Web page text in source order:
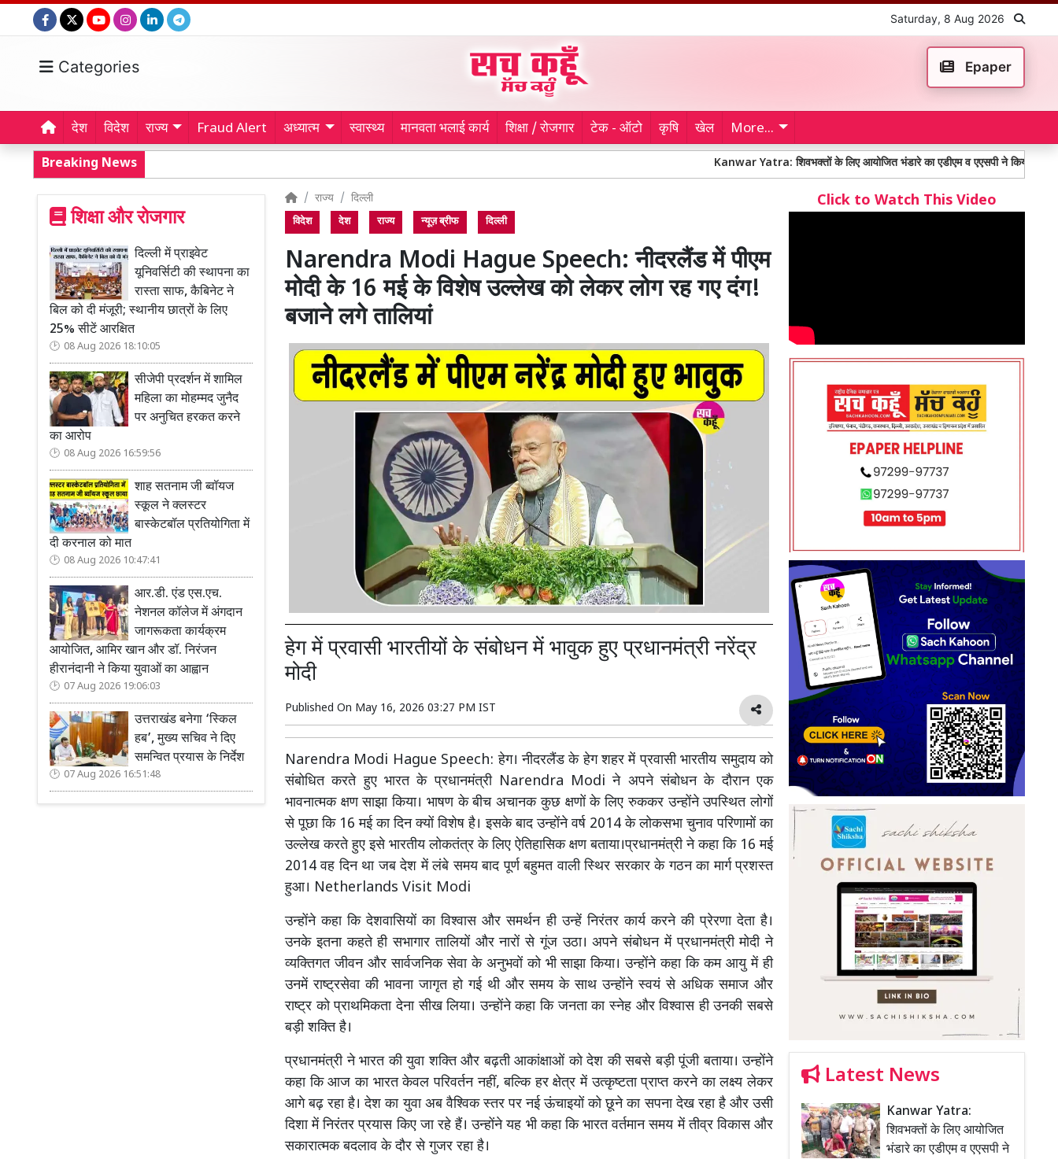
Saturday, 8 Aug 2026
Categories Epaper
देश विदेश राज्य Fraud Alert अध्यात्म स्वास्थ्य मानवता भलाई कार्य शिक्षा / रोजगार टेक - ऑटो कृषि खेल More...
Breaking News Kanwar Yatra: शिवभक्तों के लिए आयोजित भंडारे का एडीएम व एएसपी ने किया शुभारंभ
शिक्षा और रोजगार
दिल्ली में प्राइवेट
यूनिवर्सिटी की स्थापना का
रास्ता साफ, कैबिनेट ने
बिल को दी मंजूरी; स्थानीय छात्रों के लिए
25% सीटें आरक्षित
08 Aug 2026 18:10:05
सीजेपी प्रदर्शन में शामिल
महिला का मोहम्मद जुनैद
पर अनुचित हरकत करने
का आरोप
08 Aug 2026 16:59:56
शाह सतनाम जी ब्वॉयज
स्कूल ने क्लस्टर
बास्केटबॉल प्रतियोगिता में
दी करनाल को मात
08 Aug 2026 10:47:41
आर.डी. एंड एस.एच.
नेशनल कॉलेज में अंगदान
जागरूकता कार्यक्रम
आयोजित, आमिर खान और डॉ. निरंजन
हीरानंदानी ने किया युवाओं का आह्वान
07 Aug 2026 19:06:03
उत्तराखंड बनेगा ‘स्किल
हब’, मुख्य सचिव ने दिए
समन्वित प्रयास के निर्देश
07 Aug 2026 16:51:48
राज्य दिल्ली
विदेश देश राज्य न्यूज़ ब्रीफ दिल्ली
Narendra Modi Hague Speech: नीदरलैंड में पीएम
मोदी के 16 मई के विशेष उल्लेख को लेकर लोग रह गए दंग!
बजाने लगे तालियां
हेग में प्रवासी भारतीयों के संबोधन में भावुक हुए प्रधानमंत्री नरेंद्र
मोदी
Published On May 16, 2026 03:27 PM IST
Narendra Modi Hague Speech: हेग। नीदरलैंड के हेग शहर में प्रवासी भारतीय समुदाय को
संबोधित करते हुए भारत के प्रधानमंत्री Narendra Modi ने अपने संबोधन के दौरान एक
भावनात्मक क्षण साझा किया। भाषण के बीच अचानक कुछ क्षणों के लिए रुककर उन्होंने उपस्थित लोगों
से पूछा कि 16 मई का दिन क्यों विशेष है। इसके बाद उन्होंने वर्ष 2014 के लोकसभा चुनाव परिणामों का
उल्लेख करते हुए इसे भारतीय लोकतंत्र के लिए ऐतिहासिक क्षण बताया।प्रधानमंत्री ने कहा कि 16 मई
2014 वह दिन था जब देश में लंबे समय बाद पूर्ण बहुमत वाली स्थिर सरकार के गठन का मार्ग प्रशस्त
हुआ। Netherlands Visit Modi
उन्होंने कहा कि देशवासियों का विश्वास और समर्थन ही उन्हें निरंतर कार्य करने की प्रेरणा देता है।
उनके इतना कहते ही सभागार तालियों और नारों से गूंज उठा। अपने संबोधन में प्रधानमंत्री मोदी ने
व्यक्तिगत जीवन और सार्वजनिक सेवा के अनुभवों को भी साझा किया। उन्होंने कहा कि कम आयु में ही
उनमें राष्ट्रसेवा की भावना जागृत हो गई थी और समय के साथ उन्होंने स्वयं से अधिक समाज और
राष्ट्र को प्राथमिकता देना सीख लिया। उन्होंने कहा कि जनता का स्नेह और विश्वास ही उनकी सबसे
बड़ी शक्ति है।
प्रधानमंत्री ने भारत की युवा शक्ति और बढ़ती आकांक्षाओं को देश की सबसे बड़ी पूंजी बताया। उन्होंने
कहा कि आज का भारत केवल परिवर्तन नहीं, बल्कि हर क्षेत्र में उत्कृष्टता प्राप्त करने का लक्ष्य लेकर
आगे बढ़ रहा है। देश का युवा अब वैश्विक स्तर पर नई ऊंचाइयों को छूने का सपना देख रहा है और उसी
दिशा में निरंतर प्रयास किए जा रहे हैं। उन्होंने यह भी कहा कि भारत वर्तमान समय में तीव्र विकास और
सकारात्मक बदलाव के दौर से गुजर रहा है।
Click to Watch This Video
Latest News
Kanwar Yatra:
शिवभक्तों के लिए आयोजित
भंडारे का एडीएम व एएसपी ने